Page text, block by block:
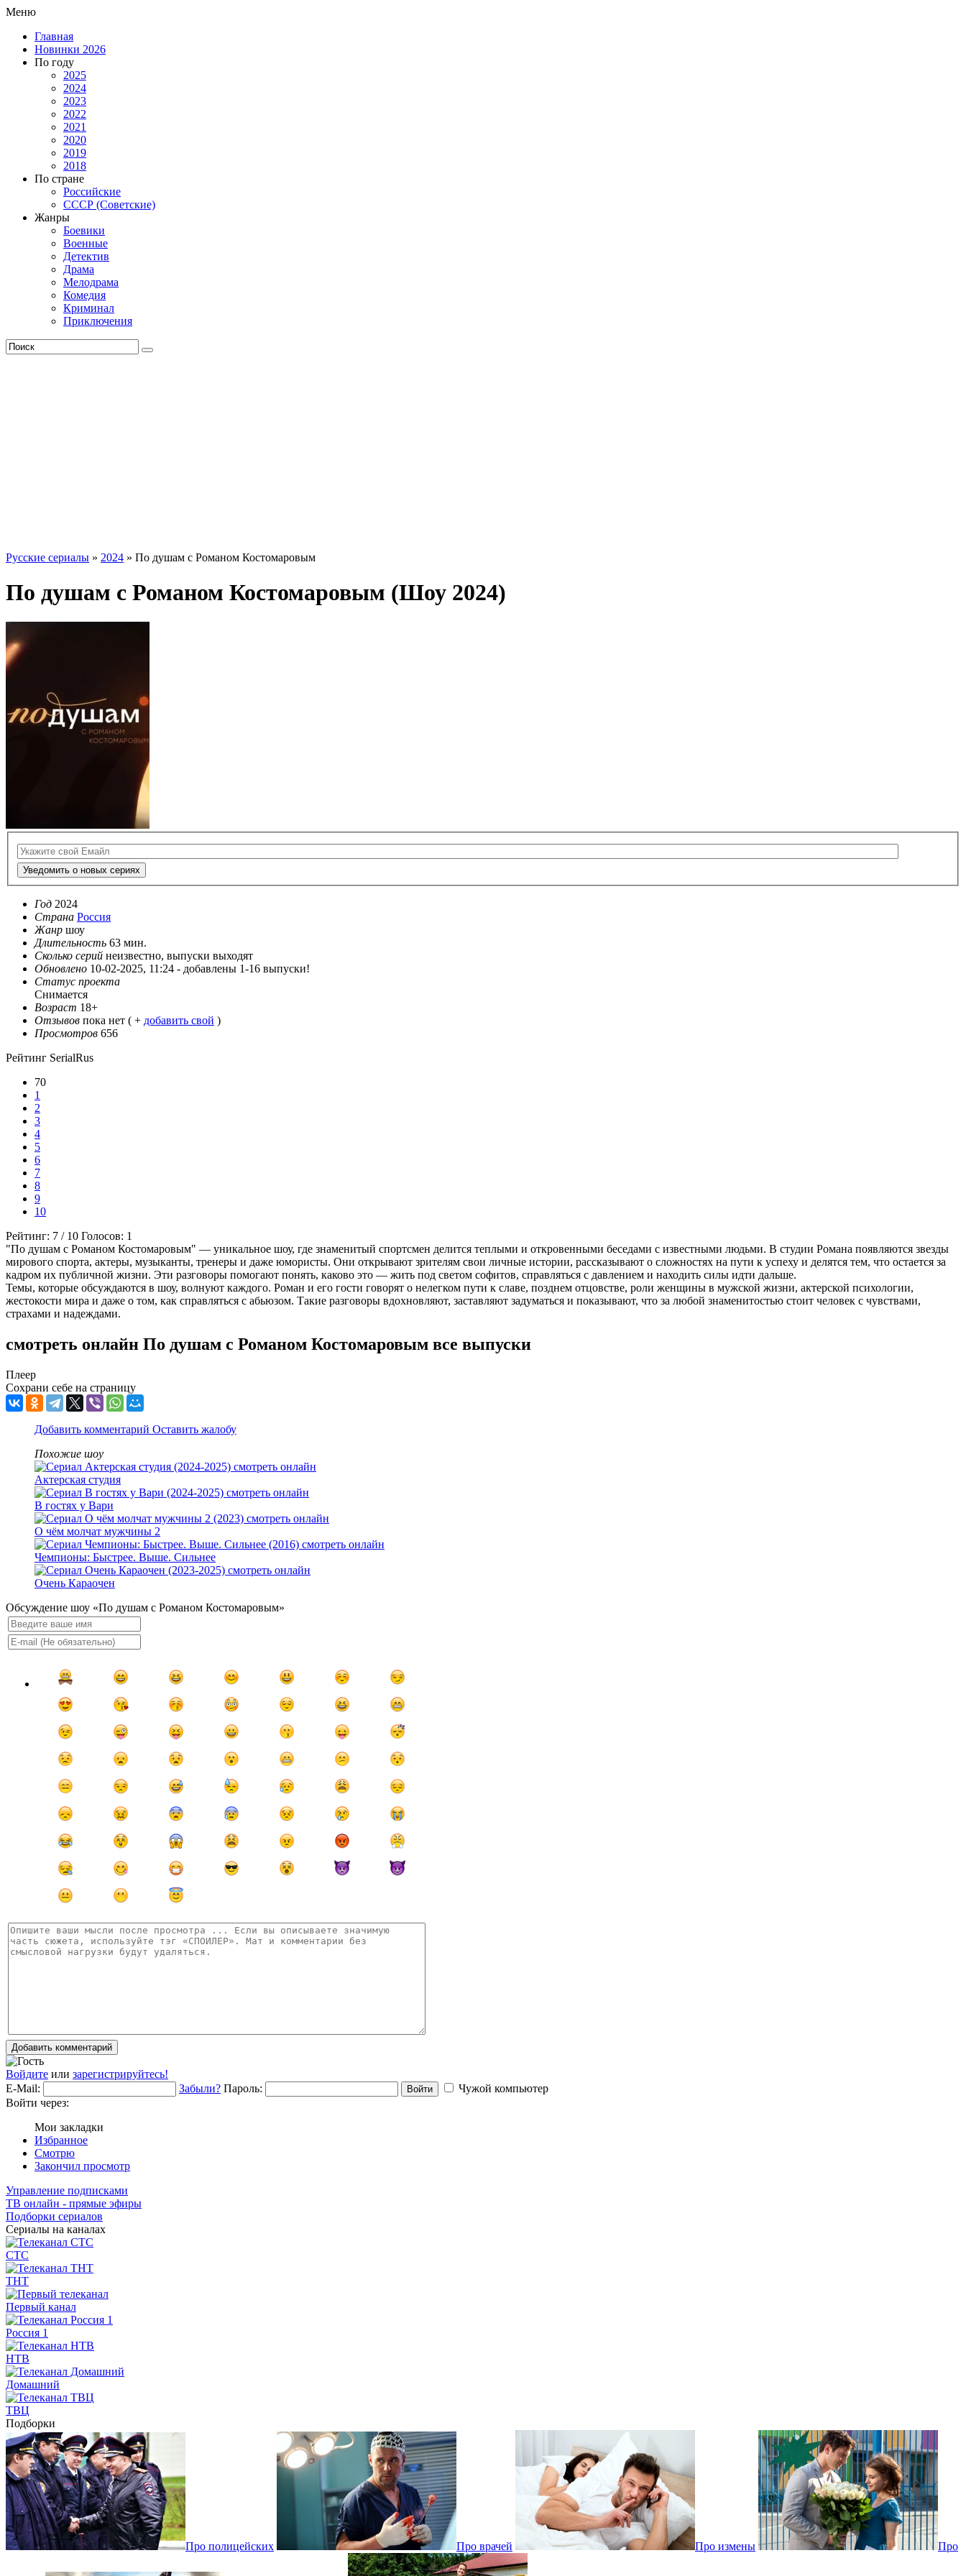
Меню
Главная
Новинки 2026
По году
2025
2024
2023
2022
2021
2020
2019
2018
По стране
Российские
СССР (Советские)
Жанры
Боевики
Военные
Детектив
Драма
Мелодрама
Комедия
Криминал
Приключения
Русские сериалы » 2024 » По душам с Романом Костомаровым
По душам с Романом Костомаровым (Шоу 2024)
Уведомить о новых сериях
Год 2024
Страна Россия
Жанр шоу
Длительность 63 мин.
Сколько серий неизвестно, выпуски выходят
Обновлено 10-02-2025, 11:24 - добавлены 1-16 выпуски!
Статус проекта
Снимается
Возраст 18+
Отзывов пока нет ( + добавить свой )
Просмотров 656
Рейтинг SerialRus
70
1
2
3
4
5
6
7
8
9
10
Рейтинг: 7 / 10 Голосов: 1
"По душам с Романом Костомаровым" — уникальное шоу, где знаменитый спортсмен делится теплыми и откровенными беседами с известными людьми. В студии Романа появляются звезды
мирового спорта, актеры, музыканты, тренеры и даже юмористы. Они открывают зрителям свои личные истории, рассказывают о сложностях на пути к успеху и делятся тем, что остается за
кадром их публичной жизни. Эти разговоры помогают понять, каково это — жить под светом софитов, справляться с давлением и находить силы идти дальше.
Темы, которые обсуждаются в шоу, волнуют каждого. Роман и его гости говорят о нелегком пути к славе, позднем отцовстве, роли женщины в мужской жизни, актерской психологии,
жестокости мира и даже о том, как справляться с абьюзом. Такие разговоры вдохновляют, заставляют задуматься и показывают, что за любой знаменитостью стоит человек с чувствами,
страхами и надеждами.
смотреть онлайн По душам с Романом Костомаровым все выпуски
Плеер
Сохрани себе на страницу
Добавить комментарий Оставить жалобу
Похожие шоу
Актерская студия
В гостях у Вари
О чём молчат мужчины 2
Чемпионы: Быстрее. Выше. Сильнее
Очень Караочен
Обсуждение шоу «По душам с Романом Костомаровым»
Добавить комментарий
Войдите или зарегистрируйтесь!
E-Mail:
Забыли? Пароль: Войти
Чужой компьютер
Войти через:
Мои закладки
Избранное
Смотрю
Закончил просмотр
Управление подписками
ТВ онлайн - прямые эфиры
Подборки сериалов
Сериалы на каналах
СТС
ТНТ
Первый канал
Россия 1
НТВ
Домашний
ТВЦ
Подборки
Про полицейских Про врачей Про измены Про